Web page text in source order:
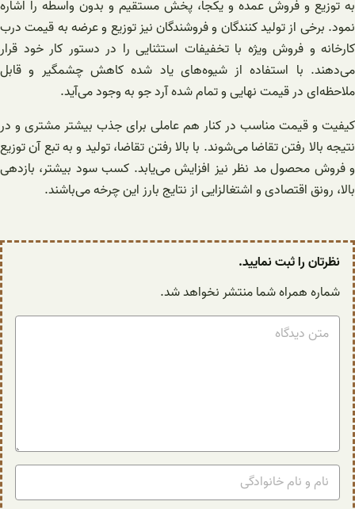
به توزیع و فروش عمده و یکجا، پخش مستقیم و بدون واسطه را اشاره
نمود. برخی از تولید کنندگان و فروشندگان نیز توزیع و عرضه به قیمت درب
کارخانه و فروش ویژه با تخفیفات استثنایی را در دستور کار خود قرار
می‌دهند. با استفاده از شیوه‌های یاد شده کاهش چشمگیر و قابل
ملاحظه‌ای در قیمت نهایی و تمام شده آرد جو به وجود می‌آید.
کیفیت و قیمت مناسب در کنار هم عاملی برای جذب بیشتر مشتری و در
نتیجه بالا رفتن تقاضا می‌شوند. با بالا رفتن تقاضا، تولید و به تبع آن توزیع
و فروش محصول مد نظر نیز افزایش می‌یابد. کسب سود بیشتر، بازدهی
بالا، رونق اقتصادی و اشتغالزایی از نتایج بارز این چرخه می‌باشند.
نظرتان را ثبت نمایید.
شماره همراه شما منتشر نخواهد شد.